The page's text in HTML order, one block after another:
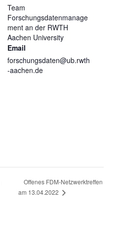
Team
Forschungsdatenmanage
ment an der RWTH
Aachen University
Email
forschungsdaten@ub.rwth
-aachen.de
Offenes FDM-Netzwerktreffen
am 13.04.2022